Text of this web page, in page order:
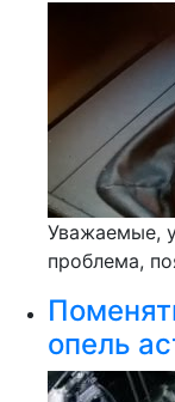
Уважаемые,
проблема,
опель